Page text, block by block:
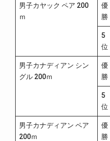
男子カヤック ペア 200
ｍ
優
勝
5
位
男子カナディアン シン
グル 200ｍ
優
勝
5
位
男子カナディアン ペア
200ｍ
優
勝